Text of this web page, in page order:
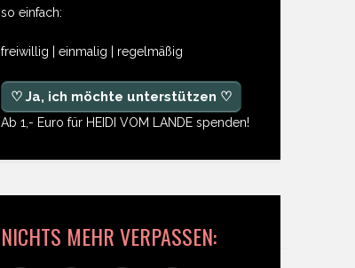
so einfach:
freiwillig | einmalig | regelmäßig
♡ Ja, ich möchte unterstützen ♡
Ab 1,- Euro für HEIDI VOM LANDE spenden!
NICHTS MEHR VERPASSEN: